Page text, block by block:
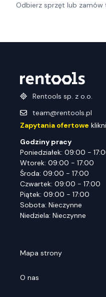
Odbierz sprzęt lub
Rentools sp. z o.o.
team@rentools.pl
Zapytania ofertowe
Godziny pracy
Poniedziałek: 09:00 -
Wtorek: 09:00 - 17:00
Środa: 09:00 - 17:00
Czwartek: 09:00 - 17:00
Piątek: 09:00 - 17:00
Sobota: Nieczynne
Niedziela: Nieczynne
Mapa strony
O nas